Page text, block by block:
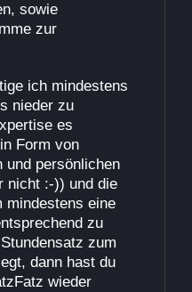
sowie
zur
ich mindestens
nieder zu
es
Form von
und persönlichen
nicht :-)) und die
mindestens eine
zu
zum
dann hast du
wieder